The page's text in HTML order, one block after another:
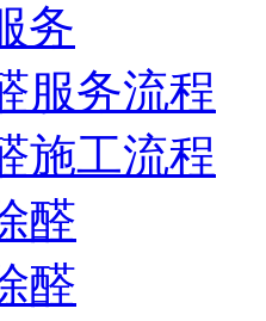
务
服务流程
施工流程
醛
醛